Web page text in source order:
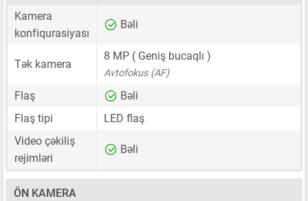
Kamera
konfiqurasiyası
Bəli
Tək kamera
8 MP ( Geniş bucaqlı )
Avtofokus (AF)
Flaş
Bəli
Flaş tipi
LED flaş
Video çəkiliş
rejimləri
Bəli
ÖN KAMERA